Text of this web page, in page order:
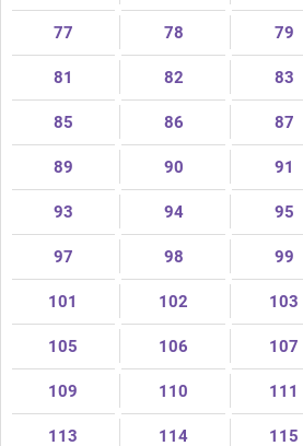
77 78 79
81 82 83
85 86 87
89 90 91
93 94 95
97 98 99
101 102 103
105 106 107
109 110 111
113 114 115